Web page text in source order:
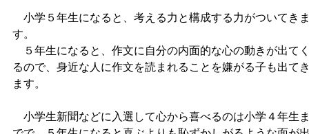
小学５年生になると、考える力と構成する力がついてき
す。
５年生になると、作文に自分の内面的な心の動きが出て
るので、身近な人に作文を読まれることを嫌がる子も出て
ます。
小学生新聞などに入選して心から喜べるのは小学４年生